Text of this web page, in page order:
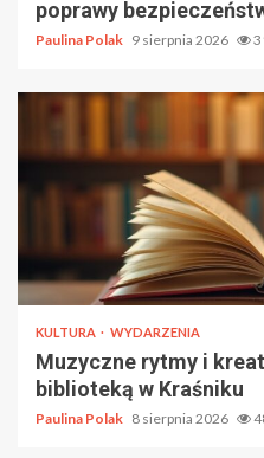
poprawy
Paulina Polak 9 sierpnia 2026
KULTURA WYDARZENIA
Muzyczne rytmy i
biblioteką w Kraśniku
Paulina Polak 8 sierpnia 2026